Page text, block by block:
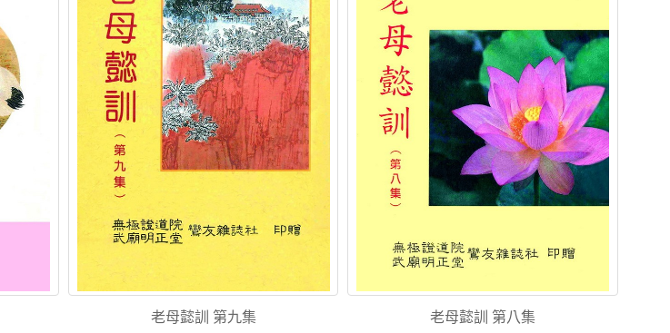
老母懿訓 第九集 老母懿訓 第八集